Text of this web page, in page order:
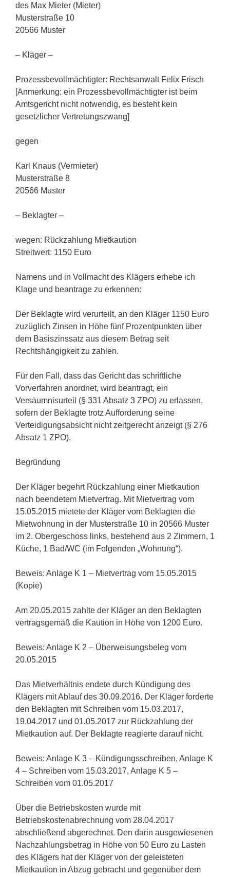
des Max Mieter (Mieter)
Musterstraße 10
20566 Muster
– Kläger –
Prozessbevollmächtigter: Rechtsanwalt Felix Frisch
[Anmerkung: ein Prozessbevollmächtigter ist beim
Amtsgericht nicht notwendig, es besteht kein
gesetzlicher Vertretungszwang]
gegen
Karl Knaus (Vermieter)
Musterstraße 8
20566 Muster
– Beklagter –
wegen: Rückzahlung Mietkaution
Streitwert: 1150 Euro
Namens und in Vollmacht des Klägers erhebe ich
Klage und beantrage zu erkennen:
Der Beklagte wird verurteilt, an den Kläger 1150 Euro
zuzüglich Zinsen in Höhe fünf Prozentpunkten über
dem Basiszinssatz aus diesem Betrag seit
Rechtshängigkeit zu zahlen.
Für den Fall, dass das Gericht das schriftliche
Vorverfahren anordnet, wird beantragt, ein
Versäumnisurteil (§ 331 Absatz 3 ZPO) zu erlassen,
sofern der Beklagte trotz Aufforderung seine
Verteidigungsabsicht nicht zeitgerecht anzeigt (§ 276
Absatz 1 ZPO).
Begründung
Der Kläger begehrt Rückzahlung einer Mietkaution
nach beendetem Mietvertrag. Mit Mietvertrag vom
15.05.2015 mietete der Kläger vom Beklagten die
Mietwohnung in der Musterstraße 10 in 20566 Muster
im 2. Obergeschoss links, bestehend aus 2 Zimmern, 1
Küche, 1 Bad/WC (im Folgenden „Wohnung“).
Beweis: Anlage K 1 – Mietvertrag vom 15.05.2015
(Kopie)
Am 20.05.2015 zahlte der Kläger an den Beklagten
vertragsgemäß die Kaution in Höhe von 1200 Euro.
Beweis: Anlage K 2 – Überweisungsbeleg vom
20.05.2015
Das Mietverhältnis endete durch Kündigung des
Klägers mit Ablauf des 30.09.2016. Der Kläger forderte
den Beklagten mit Schreiben vom 15.03.2017,
19.04.2017 und 01.05.2017 zur Rückzahlung der
Mietkaution auf. Der Beklagte reagierte darauf nicht.
Beweis: Anlage K 3 – Kündigungsschreiben, Anlage K
4 – Schreiben vom 15.03.2017, Anlage K 5 –
Schreiben vom 01.05.2017
Über die Betriebskosten wurde mit
Betriebskostenabrechnung vom 28.04.2017
abschließend abgerechnet. Den darin ausgewiesenen
Nachzahlungsbetrag in Höhe von 50 Euro zu Lasten
des Klägers hat der Kläger von der geleisteten
Mietkaution in Abzug gebracht und gegenüber dem